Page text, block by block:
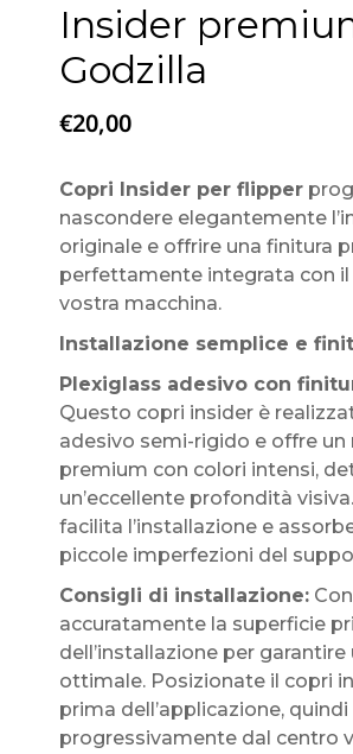
Insider
Godzilla
€20,00
Copri Insider per flipper
nascondere elegantemente
originale e offrire una finitura
perfettamente integrata con
vostra macchina.
Installazione semplice e
Plexiglass adesivo con
Questo copri insider è
adesivo semi-rigido e offre un
premium con colori intensi,
un’eccellente profondità
facilita l’installazione e
piccole imperfezioni del
Consigli di installazione:
accuratamente la superficie
dell’installazione per garantire
ottimale. Posizionate il copri
prima dell’applicazione,
progressivamente dal centro